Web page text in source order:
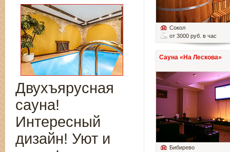
Сокол
от 3000 руб. в час
Сауна «На Лескова»
Бибирево
Двухъярусная
сауна!
Интересный
дизайн! Уют и